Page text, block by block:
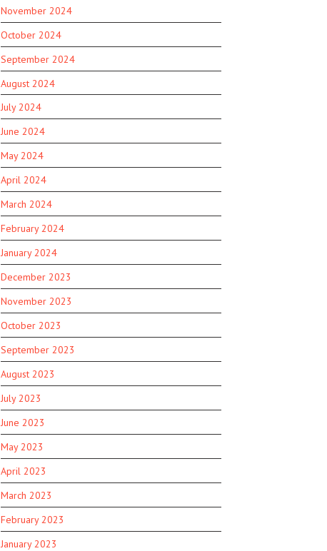
November 2024
October 2024
September 2024
August 2024
July 2024
June 2024
May 2024
April 2024
March 2024
February 2024
January 2024
December 2023
November 2023
October 2023
September 2023
August 2023
July 2023
June 2023
May 2023
April 2023
March 2023
February 2023
January 2023